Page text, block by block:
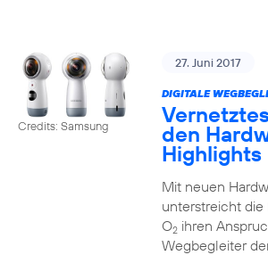
Credits: Samsung
27. Juni 2017
DIGITALE
den
Highlights
Mit neuen
unterstreicht
O2ihren
Wegbegleiter